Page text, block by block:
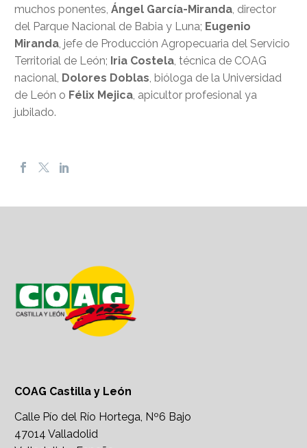
muchos ponentes, Ángel García-Miranda, director
del Parque Nacional de Babia y Luna; Eugenio
Miranda, jefe de Producción Agropecuaria del Servicio
Territorial de León; Iria Costela, técnica de COAG
nacional, Dolores Doblas, bióloga de la Universidad
de León o Félix Mejica, apicultor profesional ya
jubilado.
COAG Castilla y León
Calle Pío del Río Hortega, Nº6 Bajo
47014 Valladolid